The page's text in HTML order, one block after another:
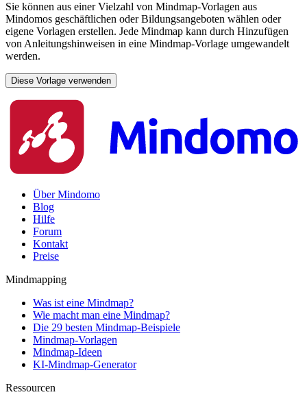
Sie können aus einer Vielzahl von Mindmap-Vorlagen aus
Mindomos geschäftlichen oder Bildungsangeboten wählen oder
eigene Vorlagen erstellen. Jede Mindmap kann durch Hinzufügen
von Anleitungshinweisen in eine Mindmap-Vorlage umgewandelt
werden.
Diese Vorlage verwenden
Über Mindomo
Blog
Hilfe
Forum
Kontakt
Preise
Mindmapping
Was ist eine Mindmap?
Wie macht man eine Mindmap?
Die 29 besten Mindmap-Beispiele
Mindmap-Vorlagen
Mindmap-Ideen
KI-Mindmap-Generator
Ressourcen